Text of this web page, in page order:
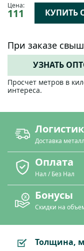
Цена:
111 КУПИТЬ
При заказе
УЗНАТЬ
Просчет метров в
интереса.
Доставка
Оплата
Нал / Без Нал
Бонусы
Скидки на
Толщина,